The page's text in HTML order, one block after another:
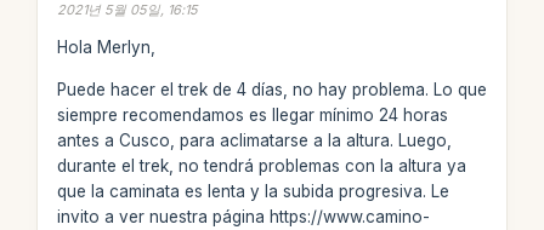
2021년 5월 05일, 16:15
Hola Merlyn,
Puede hacer el trek de 4 días, no hay problema. Lo que
siempre recomendamos es llegar mínimo 24 horas
antes a Cusco, para aclimatarse a la altura. Luego,
durante el trek, no tendrá problemas con la altura ya
que la caminata es lenta y la subida progresiva. Le
invito a ver nuestra página https://www.camino-